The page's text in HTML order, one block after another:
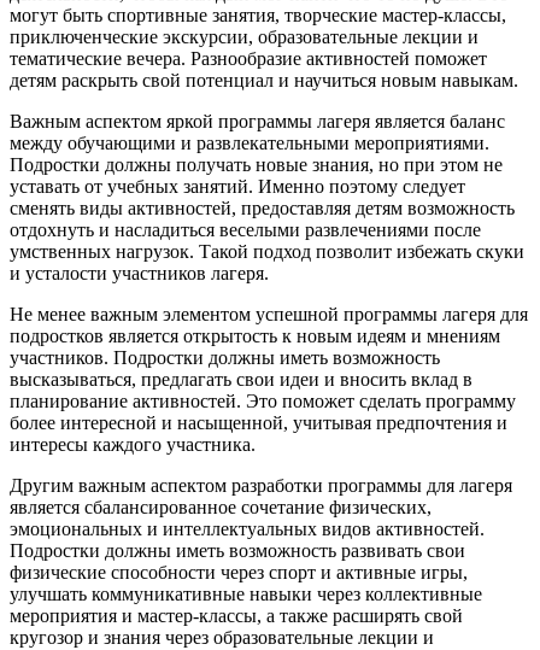
могут быть спортивные занятия, творческие мастер-классы,
приключенческие экскурсии, образовательные лекции и
тематические вечера. Разнообразие активностей поможет
детям раскрыть свой потенциал и научиться новым навыкам.
Важным аспектом яркой программы лагеря является баланс
между обучающими и развлекательными мероприятиями.
Подростки должны получать новые знания, но при этом не
уставать от учебных занятий. Именно поэтому следует
сменять виды активностей, предоставляя детям возможность
отдохнуть и насладиться веселыми развлечениями после
умственных нагрузок. Такой подход позволит избежать скуки
и усталости участников лагеря.
Не менее важным элементом успешной программы лагеря для
подростков является открытость к новым идеям и мнениям
участников. Подростки должны иметь возможность
высказываться, предлагать свои идеи и вносить вклад в
планирование активностей. Это поможет сделать программу
более интересной и насыщенной, учитывая предпочтения и
интересы каждого участника.
Другим важным аспектом разработки программы для лагеря
является сбалансированное сочетание физических,
эмоциональных и интеллектуальных видов активностей.
Подростки должны иметь возможность развивать свои
физические способности через спорт и активные игры,
улучшать коммуникативные навыки через коллективные
мероприятия и мастер-классы, а также расширять свой
кругозор и знания через образовательные лекции и